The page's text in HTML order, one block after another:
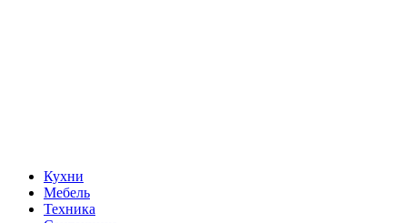
Кухни
Мебель
Техника